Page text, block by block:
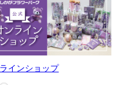
インショップ